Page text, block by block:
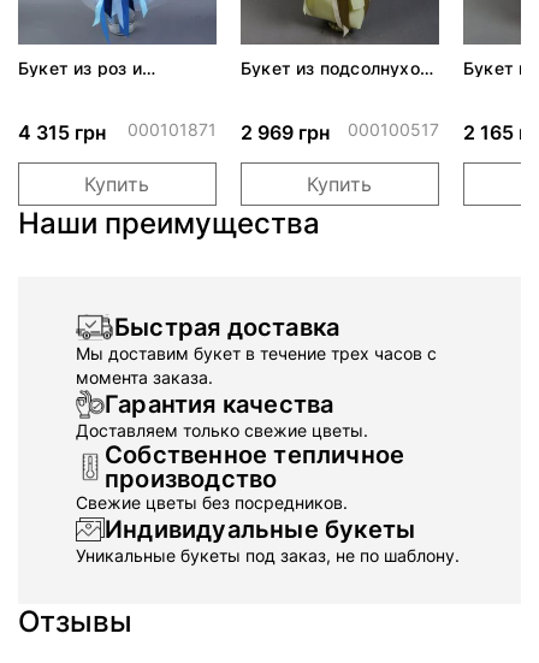
Букет из роз и
4 315 грн 000101871
Купить
Букет из подсолнухов
2 969 грн 000100517
Купить
Букет
2 165
Наши преимущества
Быстрая доставка
Мы доставим букет в течение трех часов с
момента заказа.
Гарантия качества
Доставляем только свежие цветы.
Собственное тепличное
производство
Свежие цветы без посредников.
Индивидуальные букеты
Уникальные букеты под заказ, не по шаблону.
Отзывы